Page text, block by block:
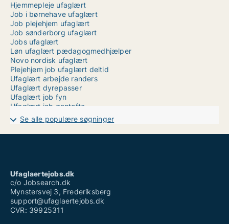
Hjemmepleje ufaglært
Job i børnehave ufaglært
Job plejehjem ufaglært
Job sønderborg ufaglært
Jobs ufaglært
Løn ufaglært pædagogmedhjælper
Novo nordisk ufaglært
Plejehjem job ufaglært deltid
Ufaglært arbejde randers
Ufaglært dyrepasser
Ufaglært job fyn
Ufaglært job gentofte
Ufaglært job ikast
Ufaglært job kbh
Ufaglært job lego
Ufaglært skovarbejder
Vikar ufaglært
Se alle populære søgninger
Ufaglaertejobs.dk
c/o Jobsearch.dk
Mynstersvej 3, Frederiksberg
support@ufaglaertejobs.dk
CVR: 39925311